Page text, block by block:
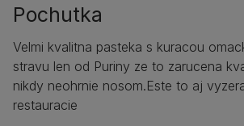
Pochutka
Velmi kvalitna pasteka s kuracou
stravu len od Puriny ze to zarucena
nikdy neohrnie nosom.Este to aj
restauracie